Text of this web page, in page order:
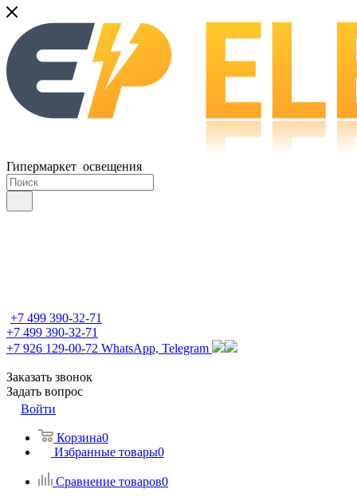
Гипермаркет освещения
+7 499 390-32-71
+7 499 390-32-71
+7 926 129-00-72 WhatsApp, Telegram
Заказать звонок
Задать вопрос
Войти
Корзина0
Избранные товары0
Сравнение товаров0